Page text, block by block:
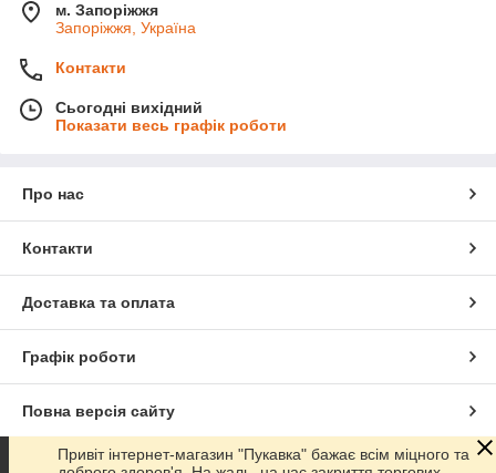
м. Запоріжжя
Запоріжжя, Україна
Контакти
Сьогодні вихідний
Показати весь графік роботи
Про нас
Контакти
Доставка та оплата
Графік роботи
Повна версія сайту
Сайт створено на маркетплейсіProm.ua
Привіт інтернет-магазин "Пукавка" бажає всім міцного та